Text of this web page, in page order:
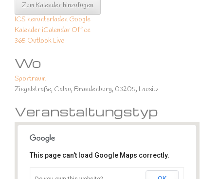
Zum Kalender hinzufügen
ICS herunterladen Google
Kalender iCalendar Office
365 Outlook Live
Wo
Sportraum
Ziegelstraße, Calau, Brandenburg, 03205, Lausitz
Veranstaltungstyp
This page can't load Google Maps correctly.